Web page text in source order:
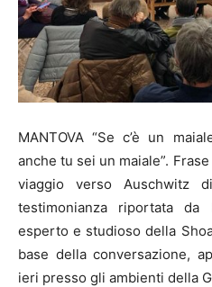
MANTOVA “Se c’è un
anche tu sei un maiale”.
viaggio verso Auschwitz
testimonianza riportata da
esperto e studioso della
base della conversazione,
ieri presso gli ambienti della